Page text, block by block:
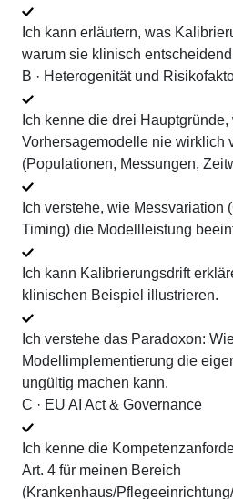
Ich kann erläutern, was
warum sie klinisch
B · Heterogenität und
Ich kenne die drei Hauptgründe,
Vorhersagemodelle nie wirklich
(Populationen, Messungen,
Ich verstehe, wie Messvariation
Timing) die Modellleistung
Ich kann Kalibrierungsdrift
klinischen Beispiel illustrieren.
Ich verstehe das Paradoxon:
Modellimplementierung die
ungültig machen kann.
C · EU AI Act & Governance
Ich kenne die
Art. 4 für meinen Bereich
(Krankenhaus/